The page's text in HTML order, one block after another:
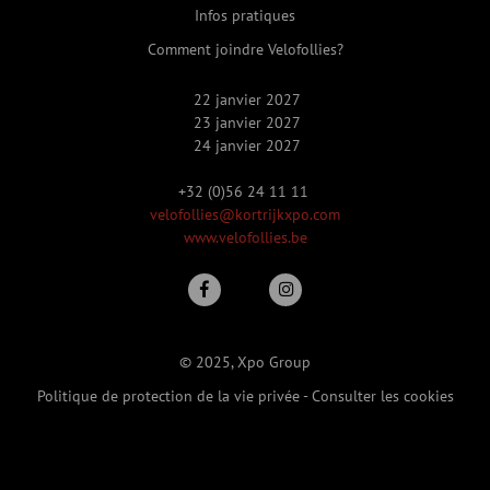
Infos pratiques
Comment joindre Velofollies?
22 janvier 2027
23 janvier 2027
24 janvier 2027
+32 (0)56 24 11 11
velofollies@kortrijkxpo.com
www.velofollies.be
© 2025, Xpo Group
Politique de protection de la vie privée-Consulter les cookies